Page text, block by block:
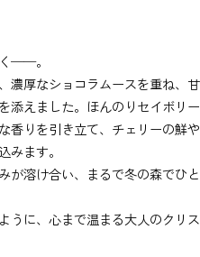
──。
濃厚なショコラムースを重ね、甘
添えました。ほんのりセイボリー
香りを引き立て、チェリーの鮮や
みます。
が溶け合い、まるで冬の森でひと
うに、心まで温まる大人のクリス